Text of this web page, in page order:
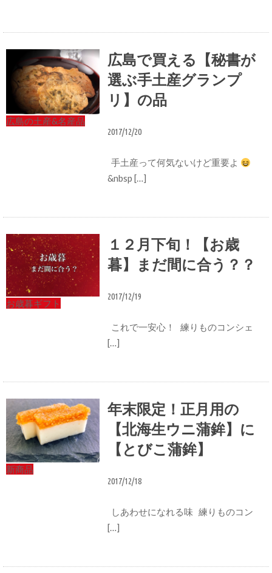
広島の土産&名産品
広島で買える【秘書が
選ぶ手土産グランプ
リ】の品
2017/12/20
手土産って何気ないけど重要よ
&nbsp […]
お歳暮ギフト
１２月下旬！【お歳
暮】まだ間に合う？？
2017/12/19
これで一安心！ 練りものコンシェ
[…]
新商品
年末限定！正月用の
【北海生ウニ蒲鉾】に
【とびこ蒲鉾】
2017/12/18
しあわせになれる味 練りものコン
[…]